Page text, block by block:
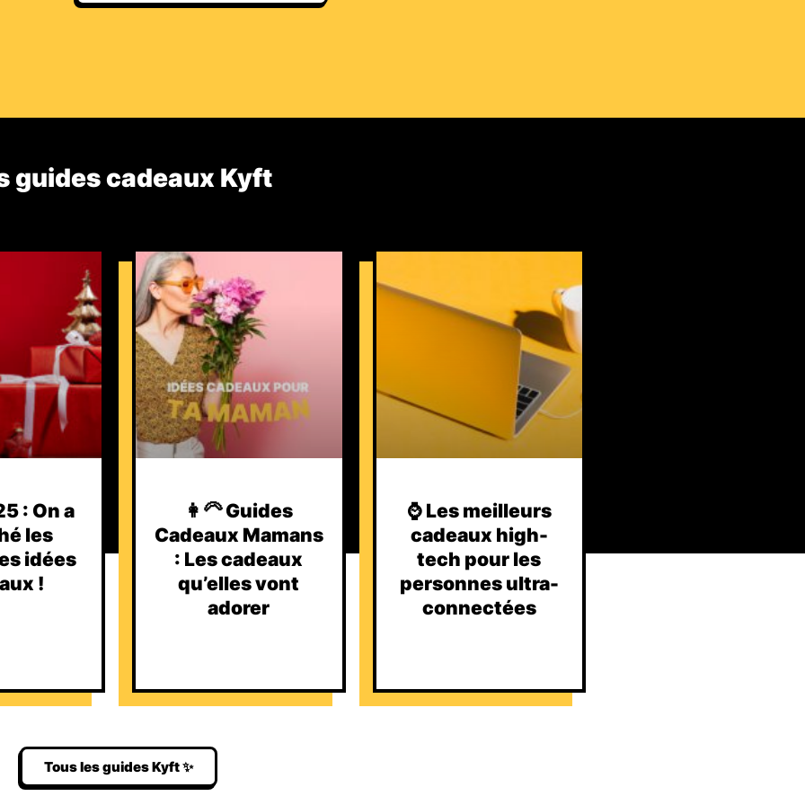
guides cadeaux Kyft​
: On a
les
idées
!
👩‍🦳 Guides
Cadeaux Mamans
: Les cadeaux
qu’elles vont
adorer
⌚️ Les meilleurs
cadeaux high-
tech pour les
personnes ultra-
connectées
Tous les guides Kyft ✨